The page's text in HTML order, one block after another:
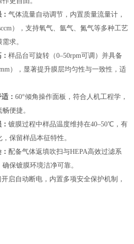
：气体流量自动调节， 内置质量流量计，
），支持氧气、氩气、氮气等多种工艺
求。
：样品台可旋转（0–50rpm可调）并具备
），显著提升膜层均匀性与一致性，适
适：60°倾角操作面板，符合人机工程学，
便捷。
：镀膜过程中样品温度维持在40–50℃，有
保留样品本征特性。
配备气体返填吹扫与HEPA高效过滤系
保镀膜环境洁净可靠。
启自动断电，内置多项安全保护机制，